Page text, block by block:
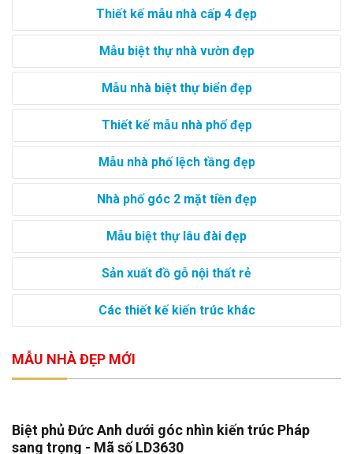
Thiết kế mẫu nhà cấp 4 đẹp
Mẫu biệt thự nhà vườn đẹp
Mẫu nhà biệt thự biển đẹp
Thiết kế mẫu nhà phố đẹp
Mẫu nhà phố lệch tầng đẹp
Nhà phố góc 2 mặt tiền đẹp
Mẫu biệt thự lâu đài đẹp
Sản xuất đồ gỗ nội thất rẻ
Các thiết kế kiến trúc khác
MẪU NHÀ ĐẸP MỚI
Biệt phủ Đức Anh dưới góc nhìn kiến trúc Pháp
sang trọng - Mã số LD3630